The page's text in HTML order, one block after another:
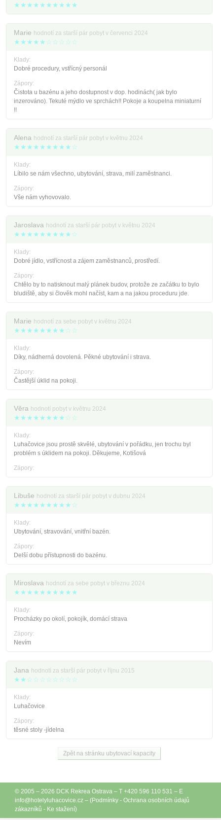
★★★★★★★★★★
Marie hodnotí za starší pár pobyt v červenci 2024
★★★★★☆☆☆☆☆
Klady:
Dobré procedury, vstřícný personál
Zápory:
Čistota u bazénu a jeho dostupnost v dop. hodinách( jak bylo
inzerováno). Tekuté mýdlo ve sprchách!! Pokoje a koupelna miniaturní
!!
Alena hodnotí za starší pár pobyt v květnu 2024
★★★★★★★★★☆
Klady:
Líbilo se nám všechno, ubytování, strava, milí zaměstnanci.
Zápory:
Vše nám vyhovovalo.
Jaroslava hodnotí za starší pár pobyt v květnu 2024
★★★★★★★★★☆
Klady:
Dobré jídlo, vstřícnost a zájem zaměstnanců, prostředí.
Zápory:
Chtělo by to natisknout malý plánek budov, protože ze začátku to bylo
bludiště, aby si člověk mohl načíst, kam a na jakou proceduru jde.
Marie hodnotí za sebe pobyt v květnu 2024
★★★★★★★★☆☆
Klady:
Díky, nádherná dovolená. Pěkné ubytování i strava.
Zápory:
Častější úklid na pokoji.
Věra hodnotí pobyt v květnu 2024
★★★★★★★★☆☆
Klady:
Luhačovice jsou prostě skvělé, ubytování v pořádku, jen trochu byl
problém s úklidem na pokoji. Děkujeme, Kotišová
Zápory:
Libuše hodnotí za starší pár pobyt v dubnu 2024
★★★★★★★★★☆
Klady:
Ubytování, stravování, vnitřní bazén.
Zápory:
Delší dobu přístupnosti do bazénu.
Miroslava hodnotí za sebe pobyt v březnu 2024
★★★★★★★★★★
Klady:
Procházky po okolí, pokojík, domácí strava
Zápory:
Nevím
Jana hodnotí za starší pár pobyt v říjnu 2015
★★☆☆☆☆☆☆☆☆
Klady:
Luhačovice
Zápory:
těsné stoly -jídelna
Zpět na stránku ubytovací kapacity
© 2005 – 2026 DCK Rekrea Ostrava – T +420 596 110 531 – E
info@ hotelyluhacovice.cz – (Podmínky - Ochrana osobních údajů
zákazníků - Ke stažení)